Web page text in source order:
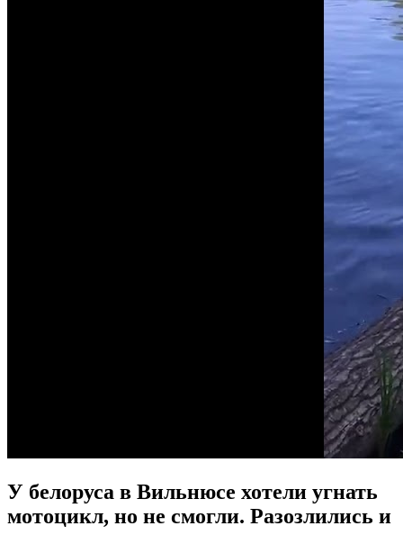
У белоруса в Вильнюсе хотели угнать
мотоцикл, но не смогли. Разозлились и